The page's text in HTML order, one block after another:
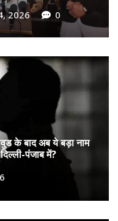
0
के बाद अब ये बड़ा नाम
पंजाब में?